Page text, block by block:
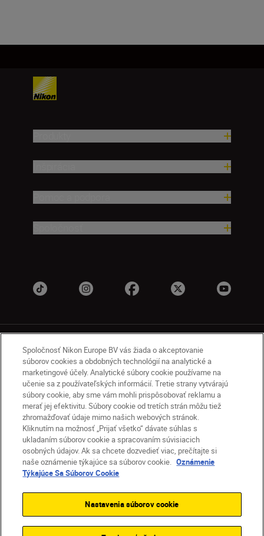
SK Nikon Sites
Kontakt
Oznámenie o ochrane osobných údajov
Podmienky používania
Nikon Store – zmluvné podmienky
Oznámenie týkajúce sa súborov cookie
Prístupnosť
Nastavenia súborov cookie
© 2026 Nikon
SKIP
Spoločnosť Nikon Europe BV vás žiada o akceptovanie
súborov cookies a obdobných technológií na analytické a
marketingové účely. Analytické súbory cookie používame na
učenie sa z používateľských informácií. Tretie strany vytvárajú
súbory cookie, aby sme vám mohli prispôsobovať reklamu a
merať jej efektivitu. Súbory cookie od tretích strán môžu tiež
zhromažďovať údaje mimo našich webových stránok.
Kliknutím na možnosť „Prijať všetko“ dávate súhlas s
ukladaním súborov cookie a spracovaním súvisiacich
osobných údajov. Ak sa chcete dozvedieť viac, prečítajte si
naše oznámenie týkajúce sa súborov cookie. Oznámenie
Týkajúce Sa Súborov Cookie
Nastavenia súborov cookie